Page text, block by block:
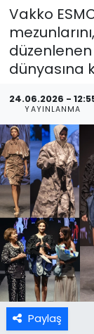
Vakko
dünyasına
24.06.2026 -
YAYINLANMA
Paylaş